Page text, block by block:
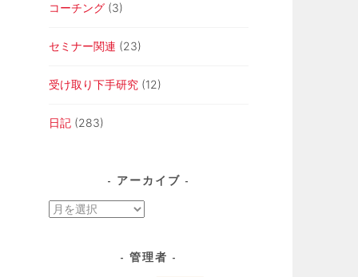
コーチング (3)
セミナー関連 (23)
受け取り下手研究 (12)
日記 (283)
アーカイブ
ア
管理者